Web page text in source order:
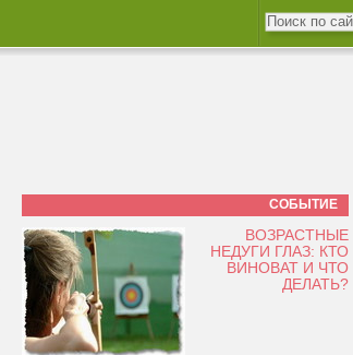
СОБЫТИЕ
ВОЗРАСТНЫЕ
НЕДУГИ ГЛАЗ: КТО
ВИНОВАТ И ЧТО
ДЕЛАТЬ?